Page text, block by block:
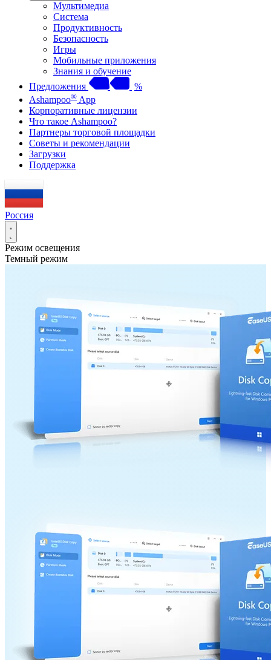
Мультимедиа
Система
Продуктивность
Безопасность
Игры
Мобильные приложения
Знания и обучение
Предложения
%
Ashampoo® App
Корпоративные лицензии
Что такое Ashampoo?
Партнеры торговой площадки
Советы и рекомендации
Загрузки
Поддержка
Россия
Режим освещения
Темный режим